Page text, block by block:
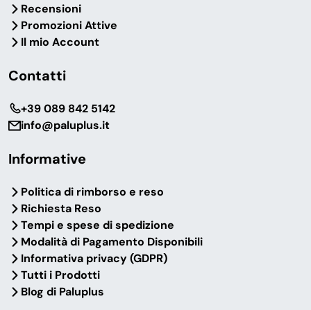
Recensioni
Promozioni Attive
Il mio Account
Contatti
‎+39 089 842 5142
info@paluplus.it
Informative
Politica di rimborso e reso
Richiesta Reso
Tempi e spese di spedizione
Modalità di Pagamento Disponibili
Informativa privacy (GDPR)
Tutti i Prodotti
Blog di Paluplus